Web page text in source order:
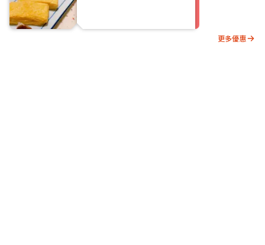
更多優惠